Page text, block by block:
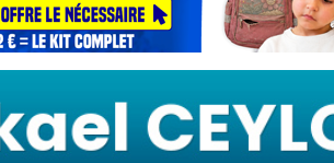
son Maasser
de demander une bénédiction
de faire un don pour Sauvez la jambe de Yohan
étudier en groupe sur Zoom